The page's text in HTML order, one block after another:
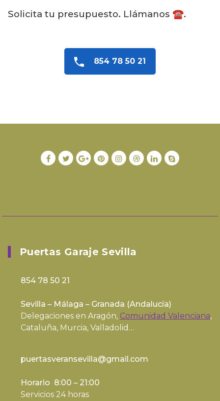
Solicita tu presupuesto. Llámanos ☎️.
854 78 50 21
Puertas Garaje Sevilla
854 78 50 21
Sevilla – Málaga – Granada (Andalucía)
Delegaciones en Aragón, Comunidad Valenciana,
Cataluña, Murcia, Valladolid…
puertasveransevilla@gmail.com
Horario 8:00 – 21:00
Servicios 24 horas